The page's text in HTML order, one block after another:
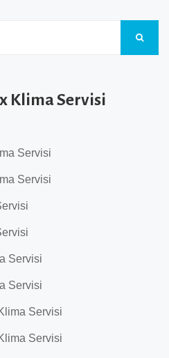
Klima Servisi
Servisi
Servisi
Servisi
Servisi
Servisi
Servisi